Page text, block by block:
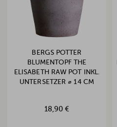
BERGS POTTER
BLUMENTOPF THE
ELISABETH RAW POT INKL.
UNTERSETZER ⌀ 14 CM
18,90 €